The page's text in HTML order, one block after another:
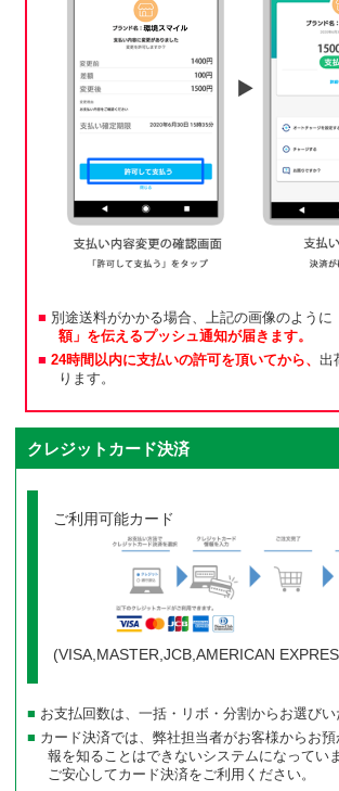
別途送料がかかる場合、上記の画像のように
額」を伝えるプッシュ通知が届きます。
24時間以内に支払いの許可を頂いてから、 出
ります。
クレジットカード決済
ご利用可能カード
(VISA,MASTER,JCB,AMERICAN
お支払回数は、一括・リボ・分割からお選びい
カード決済では、弊社担当者がお客様からお
報を知ることはできないシステムになっていま
ご安心してカード決済をご利用ください。